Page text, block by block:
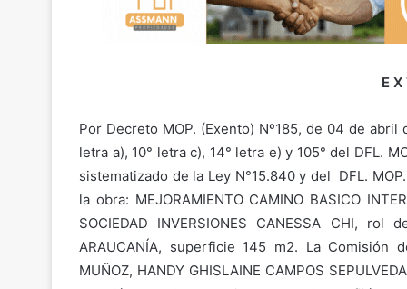
E
Por Decreto MOP. (Exento) Nº185, de 04 de
letra a), 10° letra c), 14° letra e) y 105° del DFL.
sistematizado de la Ley N°15.840 y del DFL.
la obra: MEJORAMIENTO CAMINO BASICO
SOCIEDAD INVERSIONES CANESSA CHI,
ARAUCANÍA, superficie 145 m2. La Comisión
MUÑOZ, HANDY GHISLAINE CAMPOS